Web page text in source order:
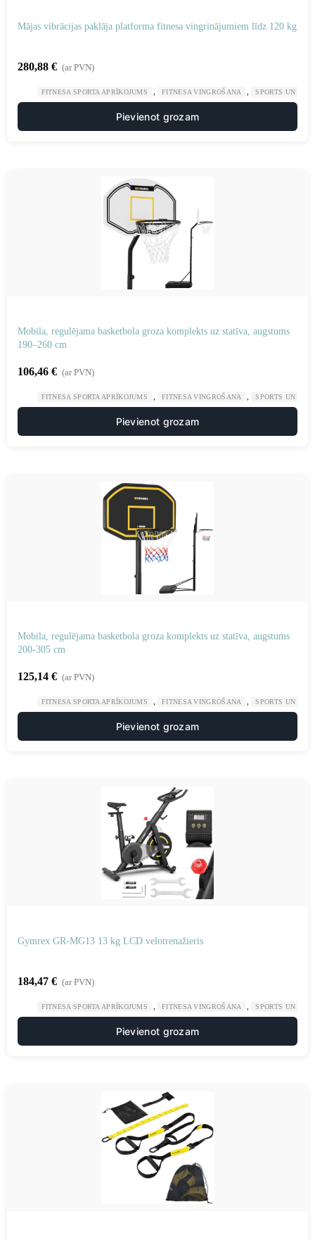
Mājas vibrācijas paklāja platforma fitnesa vingrinājumiem līdz 120 kg
280,88 € (ar PVN)
FITNESA SPORTA APRĪKOJUMS FITNESA VINGROŠANA SPORTS UN
Pievienot grozam
Mobila, regulējama basketbola groza komplekts uz statīva, augstums
190–260 cm
106,46 € (ar PVN)
FITNESA SPORTA APRĪKOJUMS FITNESA VINGROŠANA SPORTS UN
Pievienot grozam
Mobila, regulējama basketbola groza komplekts uz statīva, augstums
200-305 cm
125,14 € (ar PVN)
FITNESA SPORTA APRĪKOJUMS FITNESA VINGROŠANA SPORTS UN
Pievienot grozam
Gymrex GR-MG13 13 kg LCD velotrenažieris
184,47 € (ar PVN)
FITNESA SPORTA APRĪKOJUMS FITNESA VINGROŠANA SPORTS UN
Pievienot grozam